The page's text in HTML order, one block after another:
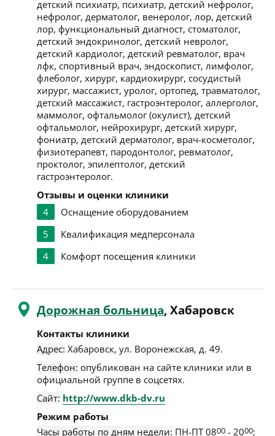
детский психиатр, психиатр, детский нефролог,
нефролог, дерматолог, венеролог, лор, детский
лор, функциональный диагност, стоматолог,
детский эндокринолог, детский невролог,
детский кардиолог, детский ревматолог, врач
лфк, спортивный врач, эндоскопист, лимфолог,
флеболог, хирург, кардиохирург, сосудистый
хирург, массажист, уролог, ортопед, травматолог,
детский массажист, гастроэнтеролог, аллерголог,
маммолог, офтальмолог (окулист), детский
офтальмолог, нейрохирург, детский хирург,
фониатр, детский дерматолог, врач-косметолог,
физиотерапевт, пародонтолог, ревматолог,
проктолог, эпилептолог, детский
гастроэнтеролог.
Отзывы и оценки клиники
4
Оснащение оборудованием
5
Квалификация медперсонала
4
Комфорт посещения клиники
Дорожная больница, Хабаровск
Контакты клиники
Адрес: Хабаровск, ул. Воронежская, д. 49.
Телефон: опубликован на сайте клиники или в
официальной группе в соцсетях.
Сайт: http://www.dkb-dv.ru
Режим работы
Часы работы по дням недели: ПН-ПТ 0800 - 2000;